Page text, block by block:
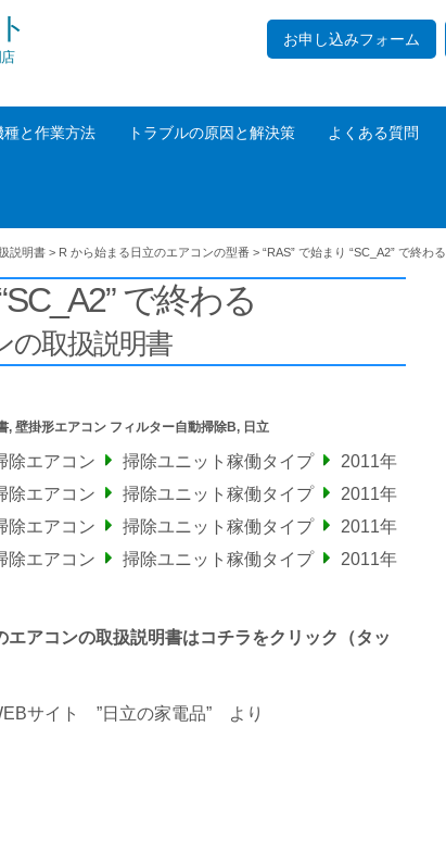
お申し込みフォーム
種と作業方法 トラブルの原因と解決策 よくある質問
説明書 > R から始まる日立のエアコンの型番 > “RAS” で始まり “SC_A2” で終わる
で終わる
の取扱説明書
, 壁掛形エアコン フィルター自動掃除B, 日立
除エアコン 掃除ユニット稼働タイプ
2011年
除エアコン 掃除ユニット稼働タイプ
2011年
除エアコン 掃除ユニット稼働タイプ
2011年
除エアコン 掃除ユニット稼働タイプ 2011年
アコンの取扱説明書はコチラをクリック（タッ
サイト ”日立の家電品” より